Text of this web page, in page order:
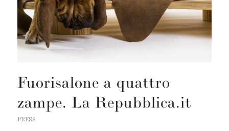
Fuorisalone a quattro
zampe. La Repubblica.it
PRESS